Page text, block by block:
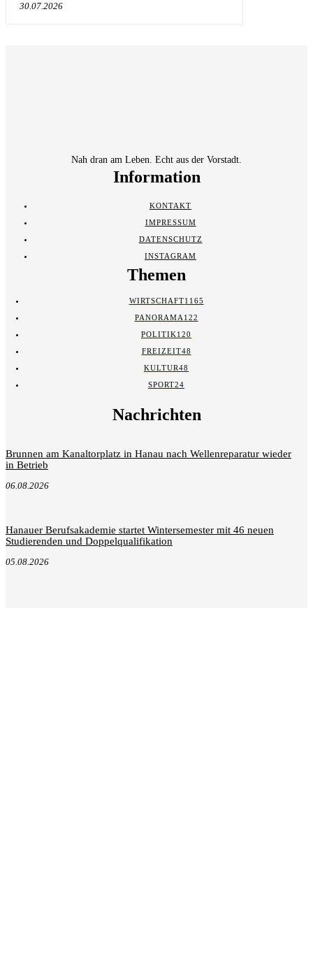
30.07.2026
Nah dran am Leben. Echt aus der Vorstadt.
Information
KONTAKT
IMPRESSUM
DATENSCHUTZ
INSTAGRAM
Themen
WIRTSCHAFT1165
PANORAMA 122
POLITIK 120
FREIZEIT48
KULTUR48
SPORT24
Nachrichten
Brunnen am Kanaltorplatz in Hanau nach Wellenreparatur wieder
in Betrieb
06.08.2026
Hanauer Berufsakademie startet Wintersemester mit 46 neuen
Studierenden und Doppelqualifikation
05.08.2026